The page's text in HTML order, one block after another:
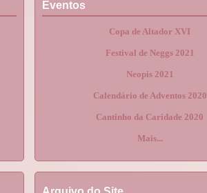
Eventos
Copa de Altador XVI
Festival de Neggs 2021
Neopis 2021
Calendário de Adventos 2020
Cantinho da Caridade 2020
Mais...